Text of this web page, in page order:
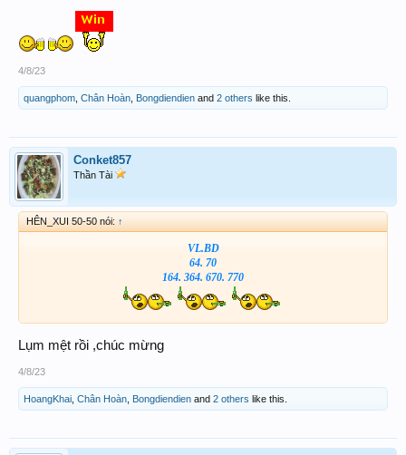
4/8/23
quangphom Chân Hoàn Bongdiendien and 2 others like this.
Conket857
Thần Tài
HÊN_XUI 50-50 nói: ↑
VL.BD
64. 70
164. 364. 670. 770
Lụm mệt rồi ,chúc mừng
4/8/23
HoangKhai Chân Hoàn Bongdiendien and 2 others like this.